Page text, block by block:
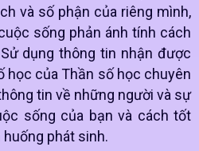
và số phận của riêng mình,
sống phản ánh tính cách
dụng thông tin nhận được
học của Thần số học chuyên
tin về những người và sự
sống của bạn và cách tốt
phát sinh.